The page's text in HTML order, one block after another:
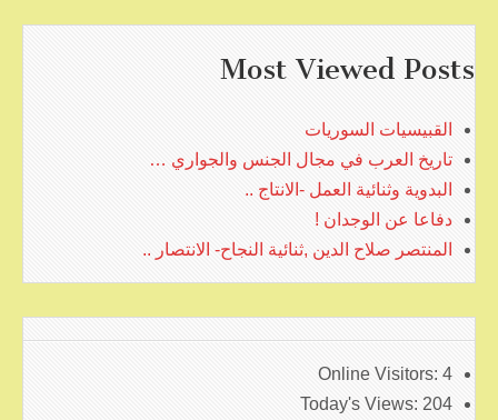
Most Viewed Posts
القبيسيات السوريات
تاريخ العرب في مجال الجنس والجواري …
البدوية وثنائية العمل -الانتاج ..
دفاعا عن الوجدان !
المنتصر صلاح الدين ,ثنائية النجاح- الانتصار ..
Online Visitors: 4
Today's Views: 204